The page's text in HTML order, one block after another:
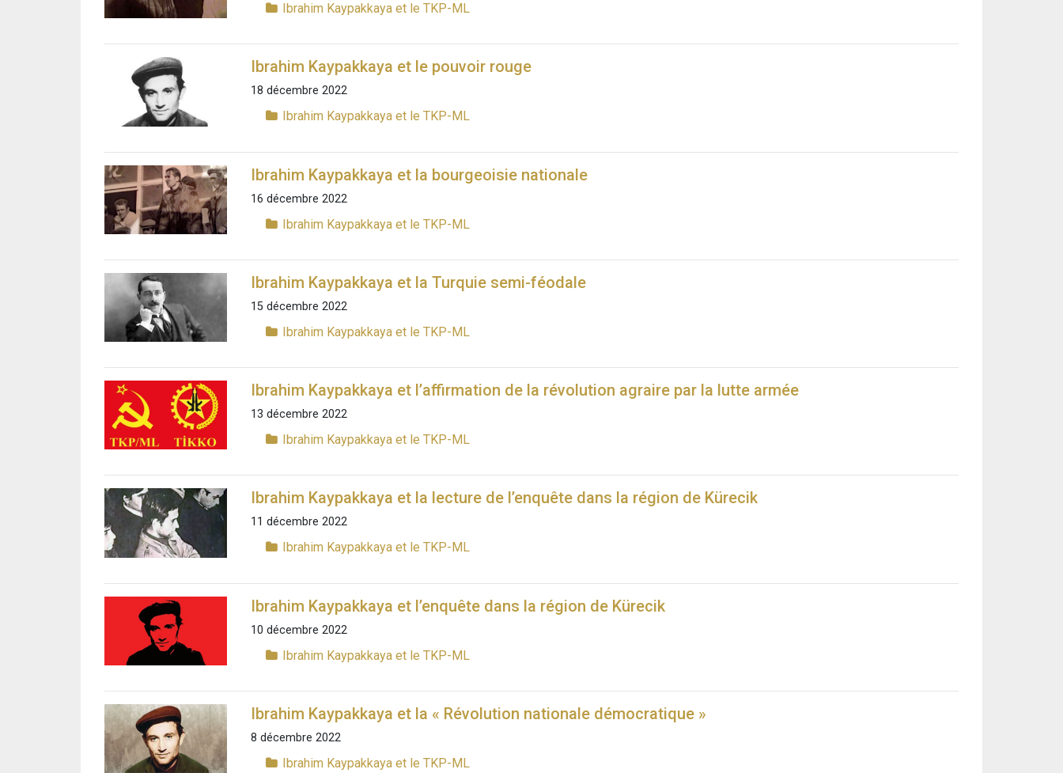
Ibrahim Kaypakkaya et le TKP-ML
Ibrahim Kaypakkaya et le pouvoir rouge
18 décembre 2022
Ibrahim Kaypakkaya et le TKP-ML
Ibrahim Kaypakkaya et la bourgeoisie nationale
16 décembre 2022
Ibrahim Kaypakkaya et le TKP-ML
Ibrahim Kaypakkaya et la Turquie semi-féodale
15 décembre 2022
Ibrahim Kaypakkaya et le TKP-ML
Ibrahim Kaypakkaya et l’affirmation de la révolution agraire par la lutte armée
13 décembre 2022
Ibrahim Kaypakkaya et le TKP-ML
Ibrahim Kaypakkaya et la lecture de l’enquête dans la région de Kürecik
11 décembre 2022
Ibrahim Kaypakkaya et le TKP-ML
Ibrahim Kaypakkaya et l’enquête dans la région de Kürecik
10 décembre 2022
Ibrahim Kaypakkaya et le TKP-ML
Ibrahim Kaypakkaya et la « Révolution nationale démocratique »
8 décembre 2022
Ibrahim Kaypakkaya et le TKP-ML